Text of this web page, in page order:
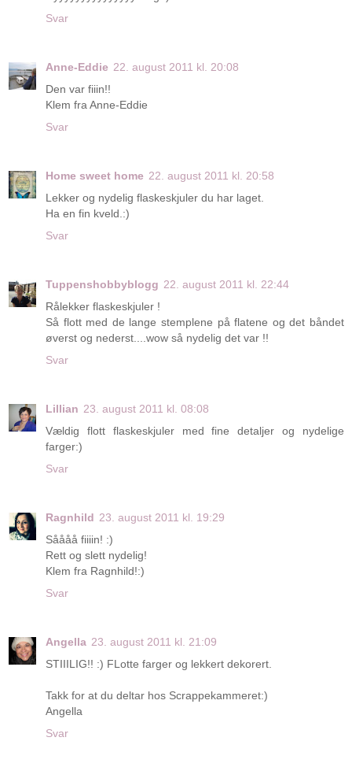
Svar
Anne-Eddie 22. august 2011 kl. 20:08
Den var fiiin!!
Klem fra Anne-Eddie
Svar
Home sweet home 22. august 2011 kl. 20:58
Lekker og nydelig flaskeskjuler du har laget.
Ha en fin kveld.:)
Svar
Tuppenshobbyblogg 22. august 2011 kl. 22:44
Rålekker flaskeskjuler !
Så flott med de lange stemplene på flatene og det båndet
øverst og nederst....wow så nydelig det var !!
Svar
Lillian 23. august 2011 kl. 08:08
Vældig flott flaskeskjuler med fine detaljer og nydelige
farger:)
Svar
Ragnhild 23. august 2011 kl. 19:29
Såååå fiiiin! :)
Rett og slett nydelig!
Klem fra Ragnhild!:)
Svar
Angella 23. august 2011 kl. 21:09
STIIILIG!! :) FLotte farger og lekkert dekorert.
Takk for at du deltar hos Scrappekammeret:)
Angella
Svar